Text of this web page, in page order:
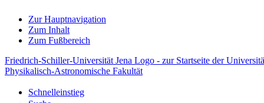
Zur Hauptnavigation
Zum Inhalt
Zum Fußbereich
Friedrich-Schiller-Universität Jena Logo - zur Startseite der
Physikalisch-Astronomische Fakultät
Schnelleinstieg